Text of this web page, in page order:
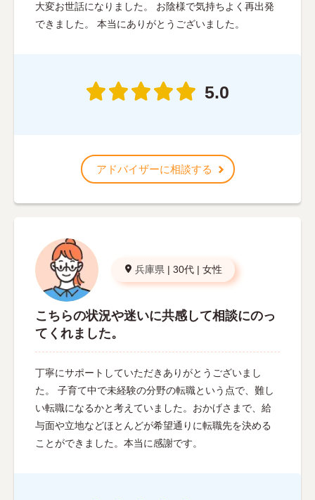
大変お世話になりました。 お陰様で気持ちよく再出発
できました。 本当にありがとうございました。
5.0
アドバイザーに相談する
兵庫県 | 30代 | 女性
こちらの状況や迷いに共感して相談にのっ
てくれました。
丁寧にサポートしていただきありがとうございまし
た。 子育て中で未経験の分野の転職という点で、難し
い転職になるかと考えていました。おかげさまで、給
与面や立地などほとんどが希望通りに転職先を決める
ことができました。本当に感謝です。